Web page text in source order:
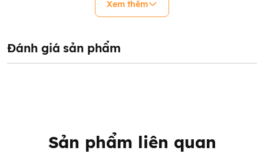
Xem thêm
Đánh giá sản phẩm
Sản phẩm liên quan